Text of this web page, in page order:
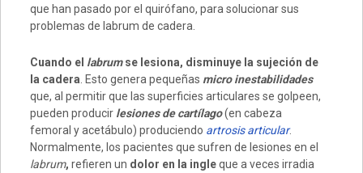
que han pasado por el quirófano, para solucionar sus
problemas de labrum de cadera.
Cuando el labrumse lesiona, disminuye la sujeción de
la cadera. Esto genera pequeñas micro inestabilidades
que, al permitir que las superficies articulares se golpeen,
pueden producir lesiones de cartílago (en cabeza
femoral y acetábulo) produciendo artrosis articular.
Normalmente, los pacientes que sufren de lesiones en el
labrum, refieren un dolor en la ingleque a veces irradia